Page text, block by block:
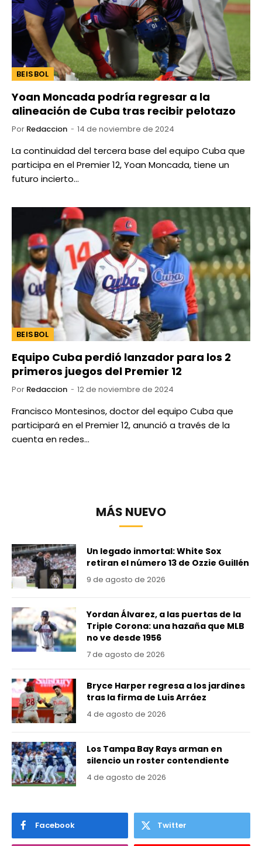
BEISBOL
Yoan Moncada podría regresar a la
alineación de Cuba tras recibir pelotazo
Por Redaccion 14 de noviembre de 2024
La continuidad del tercera base del equipo Cuba que
participa en el Premier 12, Yoan Moncada, tiene un
futuro incierto…
BEISBOL
Equipo Cuba perdió lanzador para los 2
primeros juegos del Premier 12
Por Redaccion 12 de noviembre de 2024
Francisco Montesinos, doctor del equipo Cuba que
participará en el Premier 12, anunció a través de la
cuenta en redes…
MÁS NUEVO
Un legado inmortal: White Sox
retiran el número 13 de Ozzie Guillén
9 de agosto de 2026
Yordan Álvarez, a las puertas de la
Triple Corona: una hazaña que MLB
no ve desde 1956
7 de agosto de 2026
Bryce Harper regresa a los jardines
tras la firma de Luis Arráez
4 de agosto de 2026
Los Tampa Bay Rays arman en
silencio un roster contendiente
4 de agosto de 2026
Facebook Twitter